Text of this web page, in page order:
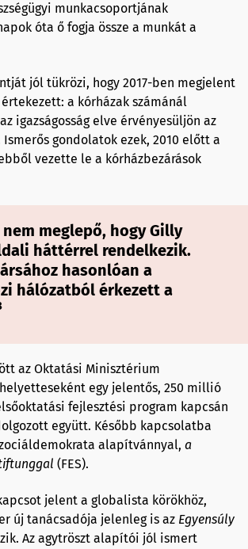
munkacsoportjának
óta ő fogja össze a munkát a
jól tükrözi, hogy 2017-ben megjelent
a kórházak számánál
igazságosság elve érvényesüljön az
Ismerős gondolatok ezek, 2010 előtt a
vezette le a kórházbezárások
nem meglepő, hogy Gilly
háttérrel rendelkezik.
hasonlóan a
hálózatból érkezett a
az Oktatási Minisztérium
egy jelentős, 250 millió
fejlesztési program kapcsán
együtt. Később kapcsolatba
alapítvánnyal, a
(FES).
jelent a globalista körökhöz,
új tanácsadója jelenleg is az Egyensúly
Az agytröszt alapítói jól ismert